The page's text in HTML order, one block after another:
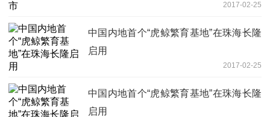
2017-02-25
中国内地首个“虎鲸繁育基地”在珠海长隆
启用
2017-02-25
中国内地首个“虎鲸繁育基地”在珠海长隆
启用